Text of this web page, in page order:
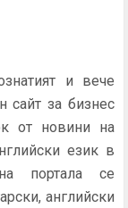
и вече
сайт за бизнес
от новини на
език в
портала се
английски